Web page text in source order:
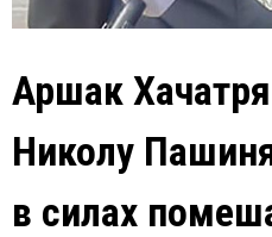
Аршак
Николу
в силах